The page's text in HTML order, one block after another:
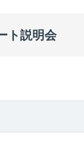
ト説明会